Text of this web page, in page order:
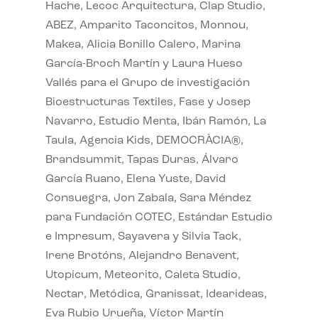
Hache, Lecoc Arquitectura, Clap Studio,
ABEZ, Amparito Taconcitos, Monnou,
Makea, Alicia Bonillo Calero, Marina
García-Broch Martín y Laura Hueso
Vallés para el Grupo de investigación
Bioestructuras Textiles, Fase y Josep
Navarro, Estudio Menta, Ibán Ramón, La
Taula, Agencia Kids, DEMOCRÀCIA®,
Brandsummit, Tapas Duras, Álvaro
García Ruano, Elena Yuste, David
Consuegra, Jon Zabala, Sara Méndez
para Fundación COTEC, Estándar Estudio
e Impresum, Sayavera y Silvia Tack,
Irene Brotóns, Alejandro Benavent,
Utopicum, Meteorito, Caleta Studio,
Nectar, Metódica, Granissat, Idearideas,
Eva Rubio Urueña, Víctor Martín